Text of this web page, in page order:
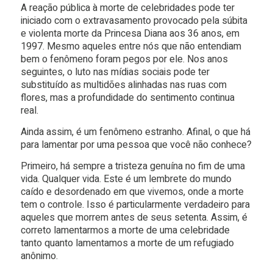
A reação pública à morte de celebridades pode ter
iniciado com o extravasamento provocado pela súbita
e violenta morte da Princesa Diana aos 36 anos, em
1997. Mesmo aqueles entre nós que não entendiam
bem o fenômeno foram pegos por ele. Nos anos
seguintes, o luto nas mídias sociais pode ter
substituído as multidões alinhadas nas ruas com
flores, mas a profundidade do sentimento continua
real.
Ainda assim, é um fenômeno estranho. Afinal, o que há
para lamentar por uma pessoa que você não conhece?
Primeiro, há sempre a tristeza genuína no fim de uma
vida. Qualquer vida. Este é um lembrete do mundo
caído e desordenado em que vivemos, onde a morte
tem o controle. Isso é particularmente verdadeiro para
aqueles que morrem antes de seus setenta. Assim, é
correto lamentarmos a morte de uma celebridade
tanto quanto lamentamos a morte de um refugiado
anônimo.